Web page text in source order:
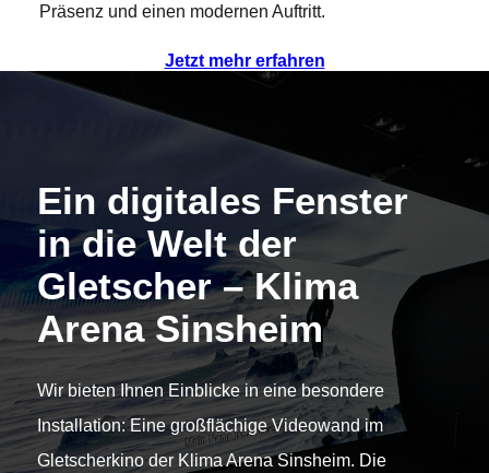
Präsenz und einen modernen Auftritt.
Jetzt mehr erfahren
Ein digitales Fenster
in die Welt der
Gletscher – Klima
Arena Sinsheim
Wir bieten Ihnen Einblicke in eine besondere
Installation: Eine großflächige Videowand im
Gletscherkino der Klima Arena Sinsheim. Die